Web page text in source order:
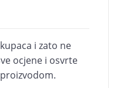
i zato ne
ocjene i osvrte